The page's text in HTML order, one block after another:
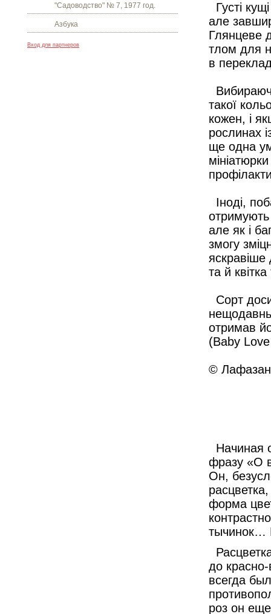
"Садоводство" № 7, 1977 год.
Азбука
Вход для партнеров
Густі
але
Глянцеве
тлом для
в
такої
кожен, і
рослинах
ще одна
Іноді,
отримують
але як і
змогу
яскравіше
та й
Сорт
отримав
(Baby
©
Начиная
фразу «О
Он,
форма
тычинок…
до
всегда
роз он